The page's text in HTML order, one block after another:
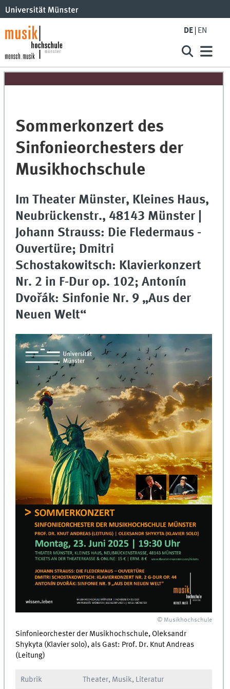
DE EN
Sommerkonzert des
Sinfonieorchesters der
Musikhochschule
Im Theater Münster, Kleines Haus,
Neubrückenstr., 48143 Münster |
Johann Strauss: Die Fledermaus -
Ouvertüre; Dmitri
Schostakowitsch: Klavierkonzert
Nr. 2 in F-Dur op. 102; Antonín
Dvořák: Sinfonie Nr. 9 „Aus der
Neuen Welt“
© Musikhochschule
Sinfonieorchester der Musikhochschule, Oleksandr
Shykyta (Klavier solo), als Gast: Prof. Dr. Knut Andreas
(Leitung)
Rubrik Theater, Musik, Literatur